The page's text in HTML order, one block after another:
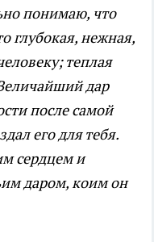
понимаю, что
глубокая, нежная,
теплая
дар
после самой
его для тебя.
сердцем и
даром, коим он